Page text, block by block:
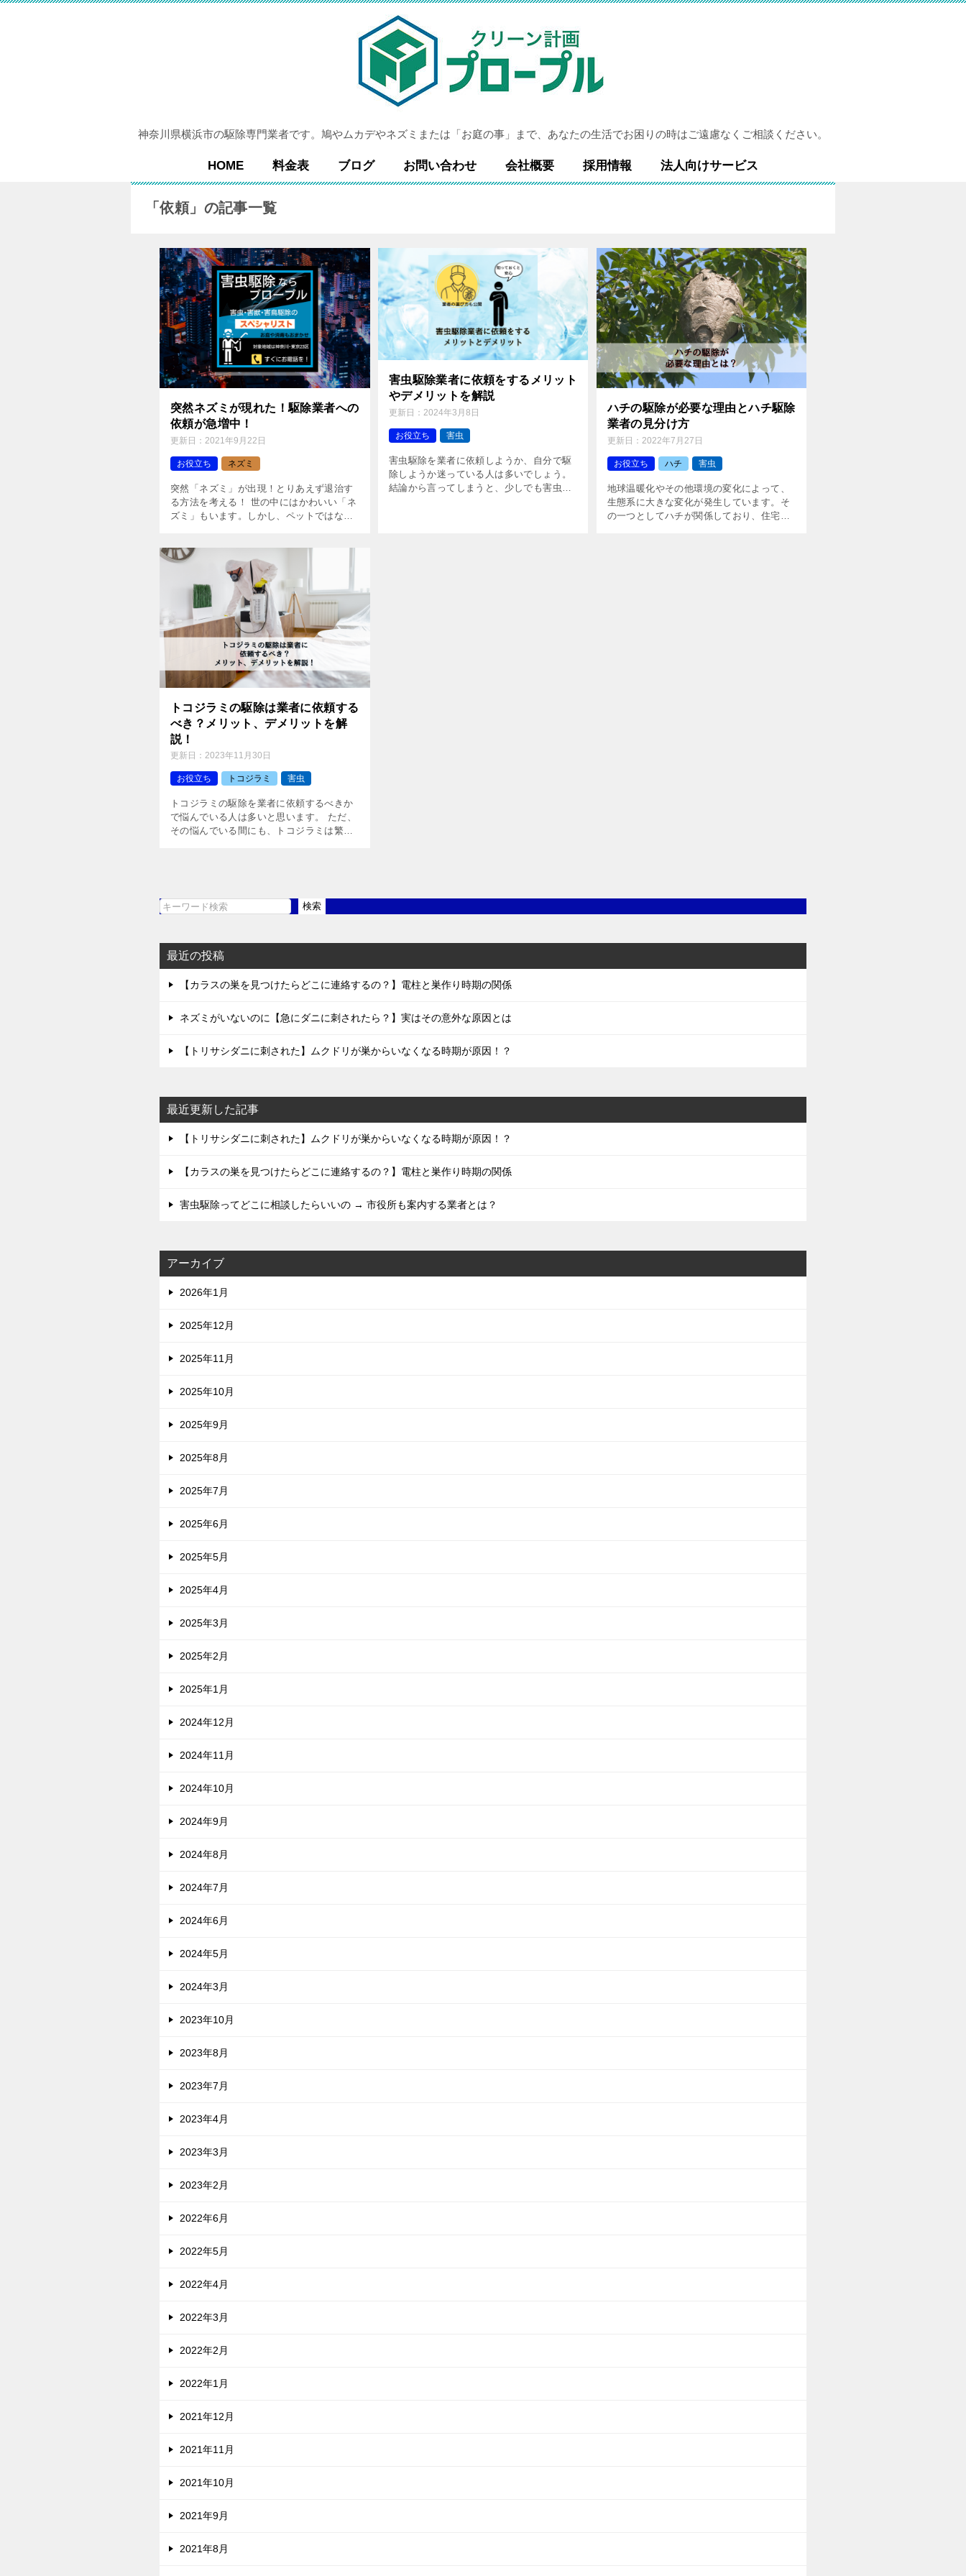
神奈川県横浜市の駆除専門業者です。鳩やムカデやネズミまたは「お庭の事」まで、あなたの生活でお困りの時はご遠慮なくご相談ください。
HOME 料金表 ブログ お問い合わせ 会社概要 採用情報 法人向けサービス
「依頼」の記事一覧
突然ネズミが現れた！駆除業者への
依頼が急増中！
更新日： 2021年9月22日
お役立ち ネズミ
突然「ネズミ」が出現！とりあえず退治す
る方法を考える！ 世の中にはかわいい「ネ
ズミ」もいます。しかし、ペットではない
てて退治（駆除）する方法を考 […]
害虫駆除業者に依頼をするメリット
やデメリットを解説
更新日： 2024年3月8日
お役立ち 害虫
害虫駆除を業者に依頼しようか、自分で駆
除しようか迷っている人は多いでしょう。
結論から言ってしまうと、少しでも害虫駆
ハチの駆除が必要な理由とハチ駆除
業者の見分け方
更新日： 2022年7月27日
お役立ち ハチ 害虫
地球温暖化やその他環境の変化によって、
生態系に大きな変化が発生しています。そ
の一つとしてハチが関係しており、住宅に
トコジラミの駆除は業者に依頼する
べき？メリット、デメリットを解
説！
更新日： 2023年11月30日
お役立ち トコジラミ 害虫
トコジラミの駆除を業者に依頼するべきか
で悩んでいる人は多いと思います。 ただ、
その悩んでいる間にも、トコジラミは繁殖
検
検索
最近の投稿
【カラスの巣を見つけたらどこに連絡するの？】電柱と巣作り時期の関係
ネズミがいないのに【急にダニに刺されたら？】実はその意外な原因とは
【トリサシダニに刺された】ムクドリが巣からいなくなる時期が原因！？
最近更新した記事
【トリサシダニに刺された】ムクドリが巣からいなくなる時期が原因！？
【カラスの巣を見つけたらどこに連絡するの？】電柱と巣作り時期の関係
害虫駆除ってどこに相談したらいいの → 市役所も案内する業者とは？
アーカイブ
2026年1月
2025年12月
2025年11月
2025年10月
2025年9月
2025年8月
2025年7月
2025年6月
2025年5月
2025年4月
2025年3月
2025年2月
2025年1月
2024年12月
2024年11月
2024年10月
2024年9月
2024年8月
2024年7月
2024年6月
2024年5月
2024年3月
2023年10月
2023年8月
2023年7月
2023年4月
2023年3月
2023年2月
2022年6月
2022年5月
2022年4月
2022年3月
2022年2月
2022年1月
2021年12月
2021年11月
2021年10月
2021年9月
2021年8月